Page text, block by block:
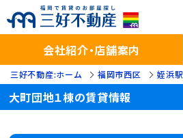
会社紹介・店舗案内
三好不動産:ホーム 福岡市西区 姪浜駅
大町団地１棟の賃貸情報